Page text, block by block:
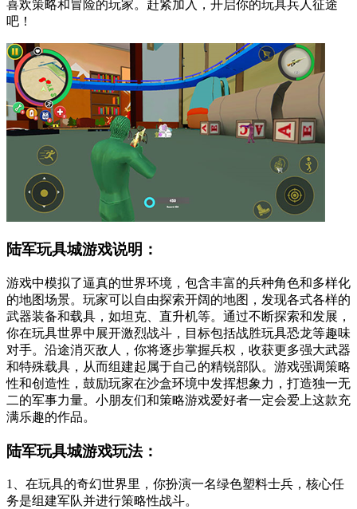
喜欢策略和冒险的玩家。赶紧加入，开启你的玩具兵人征途
吧！
陆军玩具城游戏说明：
游戏中模拟了逼真的世界环境，包含丰富的兵种角色和多样化
的地图场景。玩家可以自由探索开阔的地图，发现各式各样的
武器装备和载具，如坦克、直升机等。通过不断探索和发展，
你在玩具世界中展开激烈战斗，目标包括战胜玩具恐龙等趣味
对手。沿途消灭敌人，你将逐步掌握兵权，收获更多强大武器
和特殊载具，从而组建起属于自己的精锐部队。游戏强调策略
性和创造性，鼓励玩家在沙盒环境中发挥想象力，打造独一无
二的军事力量。小朋友们和策略游戏爱好者一定会爱上这款充
满乐趣的作品。
陆军玩具城游戏玩法：
1、在玩具的奇幻世界里，你扮演一名绿色塑料士兵，核心任
务是组建军队并进行策略性战斗。